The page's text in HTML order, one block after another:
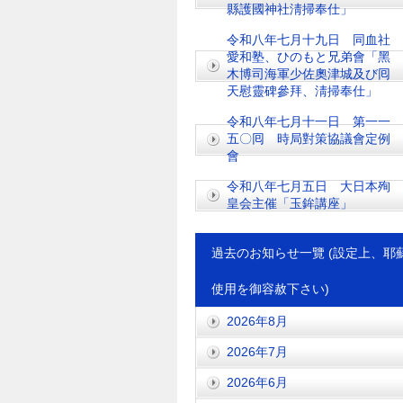
縣護國神社淸掃奉仕」
令和八年七月十九日 同血社
愛和塾、ひのもと兄弟會「黑
木博司海軍少佐奧津城及び囘
天慰靈碑參拜、淸掃奉仕」
令和八年七月十一日 第一一
五〇囘 時局對策協議會定例
會
令和八年七月五日 大日本殉
皇会主催「玉鉾講座」
過去のお知らせ一覽 (設定上、耶
使用を御容赦下さい)
2026年8月
2026年7月
2026年6月